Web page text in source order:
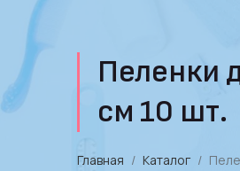
Пеленки
см 10 шт.
Главная Каталог